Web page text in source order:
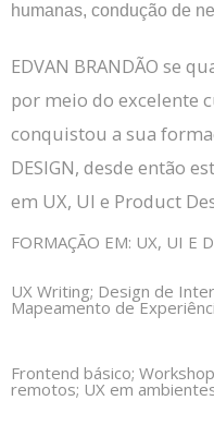
humanas, condução de
EDVAN BRANDÃO se
por meio do excelente
conquistou a sua
DESIGN, desde então
em UX, UI e Product
FORMAÇÃO EM: UX, UI E
UX Writing; Design de
Mapeamento de
Frontend básico;
remotos; UX em